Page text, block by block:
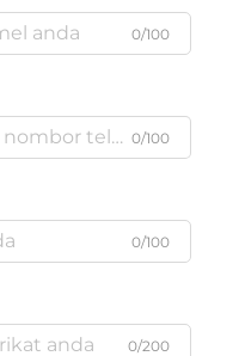
0/100
0/100
0/100
0/200